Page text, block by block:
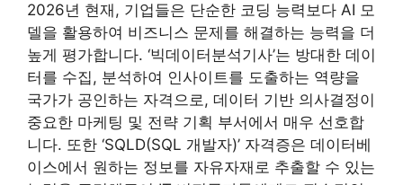
2026년 현재, 기업들은 단순한 코딩 능력보다 AI 모
델을 활용하여 비즈니스 문제를 해결하는 능력을 더
높게 평가합니다. ‘빅데이터분석기사’는 방대한 데이
터를 수집, 분석하여 인사이트를 도출하는 역량을
국가가 공인하는 자격으로, 데이터 기반 의사결정이
중요한 마케팅 및 전략 기획 부서에서 매우 선호합
니다. 또한 ‘SQLD(SQL 개발자)’ 자격증은 데이터베
이스에서 원하는 정보를 자유자재로 추출할 수 있는